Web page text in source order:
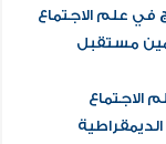
علم الاجتماع
مستقبل
الاجتماع